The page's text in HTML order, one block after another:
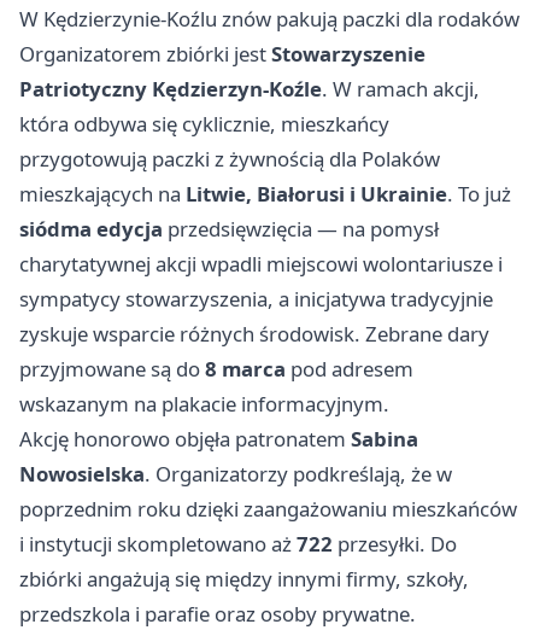
W Kędzierzynie-Koźlu znów pakują paczki dla rodaków
Organizatorem zbiórki jestStowarzyszenie
Patriotyczny Kędzierzyn-Koźle. W ramach akcji,
która odbywa się cyklicznie, mieszkańcy
przygotowują paczki z żywnością dla Polaków
mieszkających na Litwie, Białorusi i Ukrainie. To już
siódma edycja przedsięwzięcia — na pomysł
charytatywnej akcji wpadli miejscowi wolontariusze i
sympatycy stowarzyszenia, a inicjatywa tradycyjnie
zyskuje wsparcie różnych środowisk. Zebrane dary
przyjmowane są do8 marca pod adresem
wskazanym na plakacie informacyjnym.
Akcję honorowo objęła patronatem Sabina
Nowosielska. Organizatorzy podkreślają, że w
poprzednim roku dzięki zaangażowaniu mieszkańców
i instytucji skompletowano aż722 przesyłki. Do
zbiórki angażują się między innymi firmy, szkoły,
przedszkola i parafie oraz osoby prywatne.